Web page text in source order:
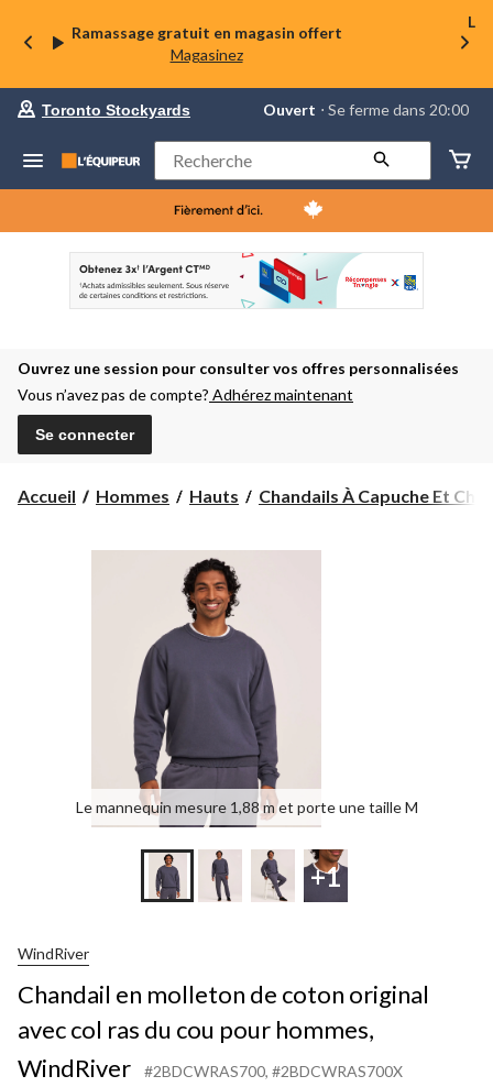
Ramassage gratuit en magasin offert
Magasinez
La
votre
préféré
Toronto
Stockyards,
courament
Ouvert,
ferme
dans
à
changer
Toronto Stockyards Ouvert ⋅ Se ferme dans 20:00
Rechercher
Ouvrez une session pour consulter vos offres personnalisées
Vous n’avez pas de compte? Adhérez maintenant
Se connecter
Accueil Hommes Hauts Chandails À Capuche Et
Le mannequin mesure 1,88 m et porte une taille M
+1
WindRiver
Chandail en molleton de coton original
avec col ras du cou pour hommes,
WindRiver
#2BDCWRAS700, #2BDCWRAS700X